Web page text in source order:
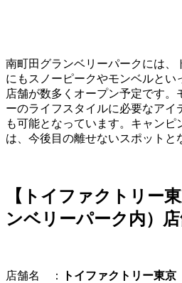
南町田グランベリーパークには、
にもスノーピークやモンベルとい
店舗が数多くオープン予定です。
ーのライフスタイルに必要なアイ
も可能となっています。キャンピ
は、今後目の離せないスポットと
【トイファクトリー
ンベリーパーク内）店
店舗名 ：
トイファクトリー東京